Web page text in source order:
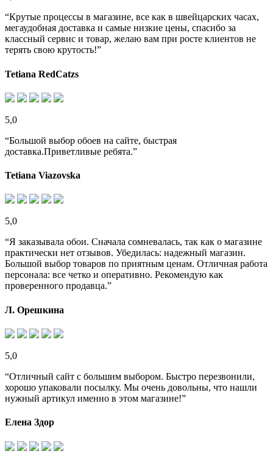
“Крутые процессы в магазине, все как в швейцарских часах,
мегаудобная доставка и самые низкие цены, спасибо за
классный сервис и товар, желаю вам при росте клиентов не
терять свою крутость!”
Tetiana RedCatzs
5,0
“Большой выбор обоев на сайте, быстрая
доставка.Приветливые ребята.”
Tetiana Viazovska
5,0
“Я заказывала обои. Сначала сомневалась, так как о магазине
практически нет отзывов. Убедилась: надежный магазин.
Большой выбор товаров по приятным ценам. Отличная работа
персонала: все четко и оперативно. Рекомендую как
проверенного продавца.”
Л. Орешкина
5,0
“Отличный сайт с большим выбором. Быстро перезвонили,
хорошо упаковали посылку. Мы очень довольны, что нашли
нужный артикул именно в этом магазине!”
Елена Здор